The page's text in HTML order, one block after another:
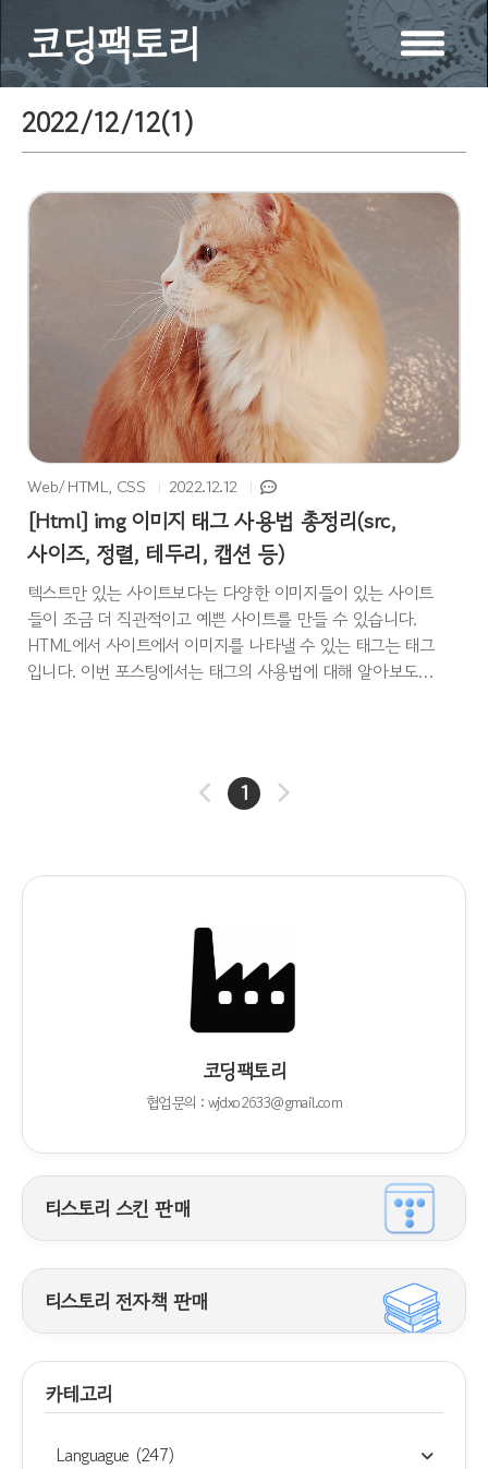
코딩팩토리
코딩팩토리
협업문의 : wjdxo2633@gmail.com
티스토리 스킨 판매
티스토리 전자책 판매
카테고리
Languague (247)
2022/12/12(1)
Web/HTML, CSS 2022.12.12
[Html] img 이미지 태그 사용법 총정리(src,
사이즈, 정렬, 테두리, 캡션 등)
텍스트만 있는 사이트보다는 다양한 이미지들이 있는 사이트
들이 조금 더 직관적이고 예쁜 사이트를 만들 수 있습니다.
HTML에서 사이트에서 이미지를 나타낼 수 있는 태그는 태그
입니다. 이번 포스팅에서는 태그의 사용법에 대해 알아보도록
출력됩니다. 참고로 태그는 꼭 사용하지 않아도 됩니다. 이미
지 태그의 다양한 속성들은 아래 내용들을 참고해주세요. src
으려면 src속성에 정..
1